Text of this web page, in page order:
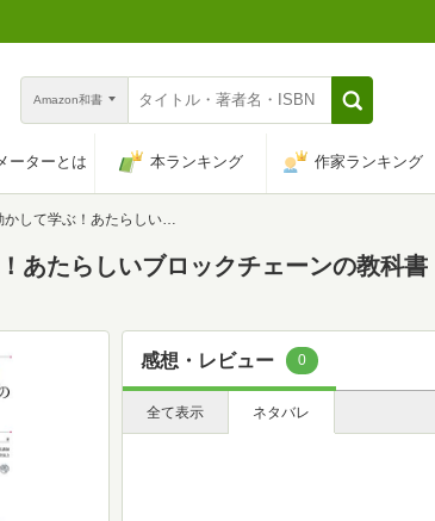
Amazon和書
ーターとは 本ランキング 作家ランキング
ぶ！あたらしいブロックチェーンの教科書
あたらしいブロックチェーンの教科書
感想・レビュー 0
全て表示 ネタバレ